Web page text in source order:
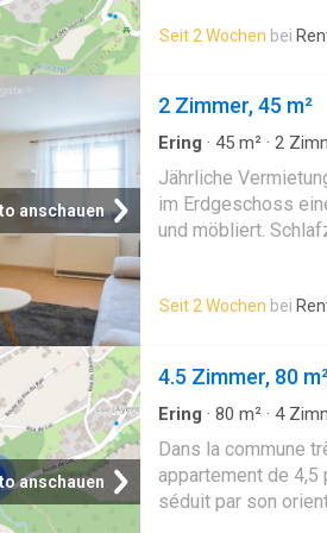
particulièrement
l'appartement se
supermarché
épicerie Edelweiss
Boulangerie et
Deux chambres \-
salle de douche
Seit 2 Wochen bei
anschauen
2 Zimmer, 45 m²
Ering · 45 m² · 2
Jährliche
im Erdgeschoss
und möbliert.
Kleiderstange.
Waschmaschine
Schlafsofa für 2
Seit 2 Wochen bei
anschauen
4.5 Zimmer, 80
Ering · 80 m² · 4
Dans la commune
appartement de 4,5
séduit par son